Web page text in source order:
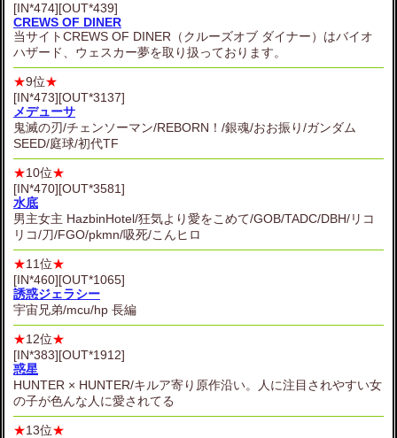
[IN*474][OUT*439]
CREWS OF DINER
当サイトCREWS OF DINER（クルーズオブ ダイナー）はバイオ
ハザード、ウェスカー夢を取り扱っております。
★9位★
[IN*473][OUT*3137]
メデューサ
鬼滅の刃/チェンソーマン/REBORN！/銀魂/おお振り/ガンダム
SEED/庭球/初代TF
★10位★
[IN*470][OUT*3581]
水底
男主女主 HazbinHotel/狂気より愛をこめて/GOB/TADC/DBH/リコ
リコ/刀/FGO/pkmn/吸死/こんヒロ
★11位★
[IN*460][OUT*1065]
誘惑ジェラシー
宇宙兄弟/mcu/hp 長編
★12位★
[IN*383][OUT*1912]
惑星
HUNTER × HUNTER/キルア寄り原作沿い。人に注目されやすい女
の子が色んな人に愛されてる
★13位★